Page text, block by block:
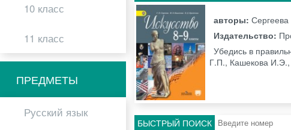
10 класс
11 класс
ПРЕДМЕТЫ
Русский язык
авторы:
Издательство:
Убедись в
Г.П., Кашекова И.Э.,
БЫСТРЫЙ ПОИСК